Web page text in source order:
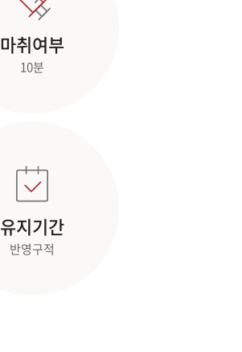
마취여부
10분
유지기간
반영구적